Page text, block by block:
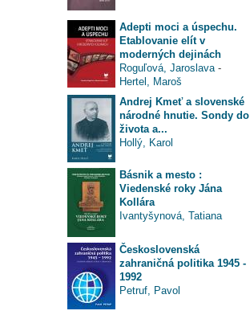
Adepti moci a úspechu.
Etablovanie elít v
moderných dejinách
Roguľová, Jaroslava -
Hertel, Maroš
Andrej Kmeť a slovenské
národné hnutie. Sondy do
života a...
Hollý, Karol
Básnik a mesto :
Viedenské roky Jána
Kollára
Ivantyšynová, Tatiana
Československá
zahraničná politika 1945 -
1992
Petruf, Pavol